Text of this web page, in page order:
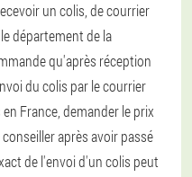
un colis, de courrier
département de la
qu'après réception
du colis par le courrier
France, demander le prix
après avoir passé
de l'envoi d'un colis peut